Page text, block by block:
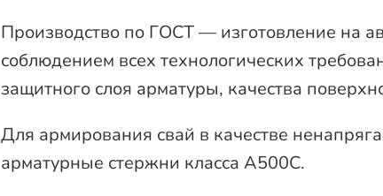
Производство по ГОСТ — изготовление на
соблюдением всех технологических
защитного слоя арматуры, качества
Для армирования свай в качестве
арматурные стержни класса А500С.